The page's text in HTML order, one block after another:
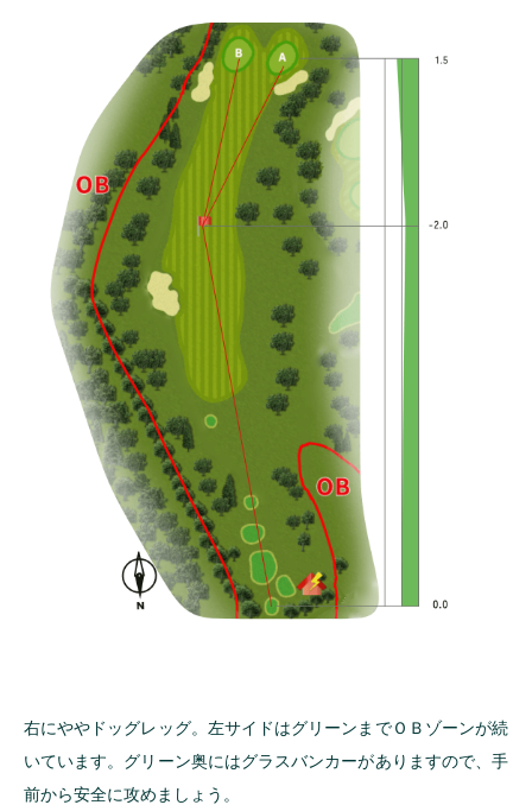
右にややドッグレッグ。左サイドはグリーンまでＯＢゾーンが続
いています。グリーン奥にはグラスバンカーがありますので、手
前から安全に攻めましょう。